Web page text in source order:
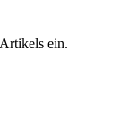
ein.